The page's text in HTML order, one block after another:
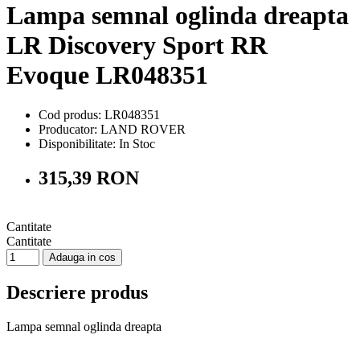
Lampa semnal oglinda dreapta
LR Discovery Sport RR
Evoque LR048351
Cod produs: LR048351
Producator: LAND ROVER
Disponibilitate: In Stoc
315,39 RON
Cantitate
Cantitate
Adauga in cos
Descriere produs
Lampa semnal oglinda dreapta